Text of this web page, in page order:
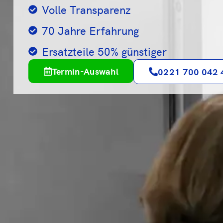
Volle Transparenz
70 Jahre Erfahrung
Ersatzteile 50% günstiger
Termin-Auswahl 0221 700 042